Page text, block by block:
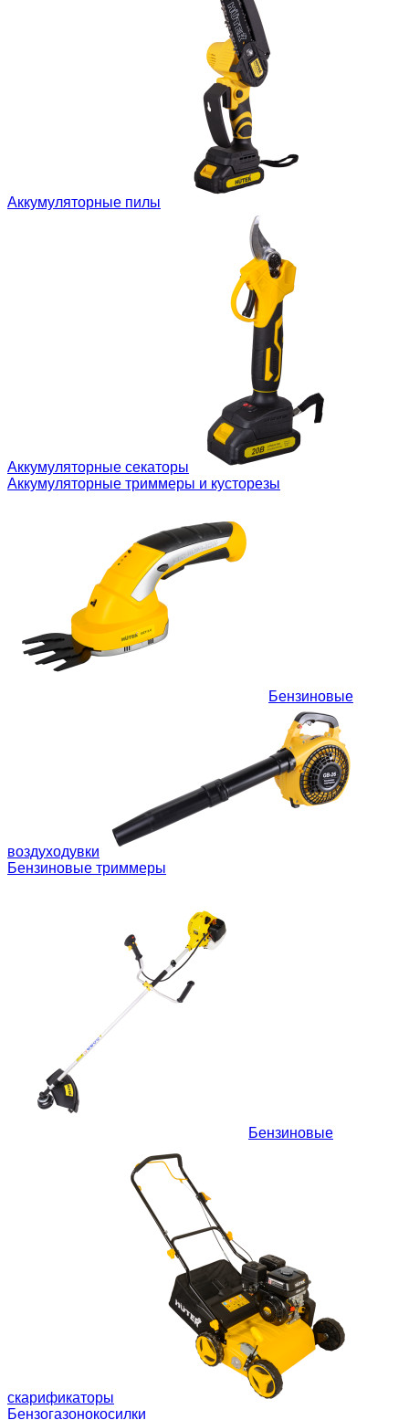
Аккумуляторные пилы
Аккумуляторные секаторы
Аккумуляторные триммеры и кусторезы
Бензиновые
воздуходувки
Бензиновые триммеры
Бензиновые
скарификаторы
Бензогазонокосилки